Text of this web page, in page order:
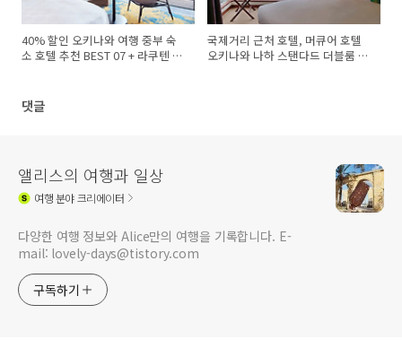
40% 할인 오키나와 여행 중부 숙
소 호텔 추천 BEST 07 + 라쿠텐 트
국제거리 근처 호텔, 머큐어 호텔
오키나와 나하 스탠다드 더블룸 투
댓글
앨리스의 여행과 일상
여행분야 크리에이터
다양한 여행 정보와 Alice만의 여행을 기록합니다. E-
mail: lovely-days@tistory.com
구독하기